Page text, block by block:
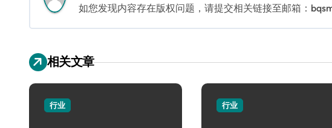
如您发现内容存在版权问题，请提交相关链接至邮箱：
相关文章
行业 行业